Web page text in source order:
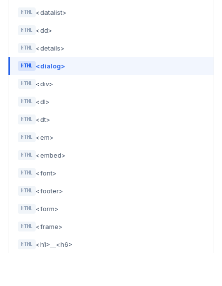
HTML <datalist>
HTML <dd>
HTML <details>
HTML <dialog>
HTML <div>
HTML <dl>
HTML <dt>
HTML <em>
HTML <embed>
HTML <font>
HTML <footer>
HTML <form>
HTML <frame>
HTML <h1>__<h6>